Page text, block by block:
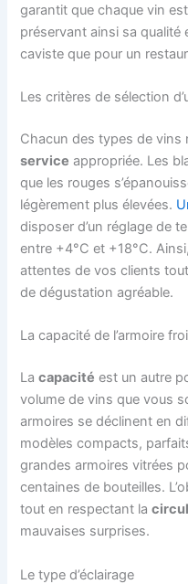
garantit que chaque vin
préservant ainsi sa qualité
caviste que pour un
Les critères de sélection
Chacun des types de
service appropriée. Les
que les rouges
légèrement plus élevées.
disposer d’un réglage de
entre +4°C et +18°C.
attentes de vos clients
de dégustation agréable.
La capacité de l’armoire
Lacapacité est un autre
volume de vins que vous
armoires se déclinent en
modèles compacts,
grandes armoires vitrées
centaines de bouteilles.
tout en respectant la
mauvaises surprises.
Le type d’éclairage